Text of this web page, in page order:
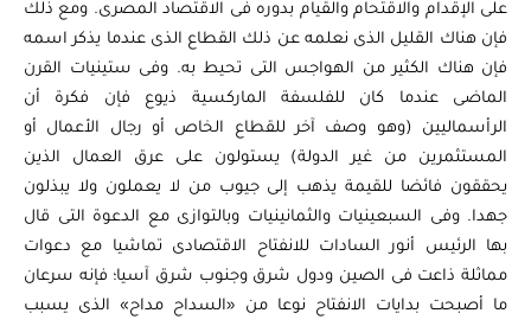
على الإقدام والاقتحام والقيام بدوره فى الاقتصاد المصرى. ومع ذلك
فإن هناك القليل الذى نعلمه عن ذلك القطاع الذى عندما يذكر اسمه
فإن هناك الكثير من الهواجس التى تحيط به. وفى ستينيات القرن
الماضى عندما كان للفلسفة الماركسية ذيوع فإن فكرة أن
الرأسماليين (وهو وصف آخر للقطاع الخاص أو رجال الأعمال أو
المستثمرين من غير الدولة) يستولون على عرق العمال الذين
يحققون فائضا للقيمة يذهب إلى جيوب من لا يعملون ولا يبذلون
جهدا. وفى السبعينيات والثمانينيات وبالتوازى مع الدعوة التى قال
بها الرئيس أنور السادات للانفتاح الاقتصادى تماشيا مع دعوات
مماثلة ذاعت فى الصين ودول شرق وجنوب شرق آسيا؛ فإنه سرعان
ما أصبحت بدايات الانفتاح نوعا من «السداح مداح» الذى يسبب